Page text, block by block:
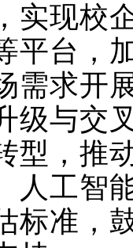
实现校
平台，
需求开
级与交
型，推
人工智
标准，